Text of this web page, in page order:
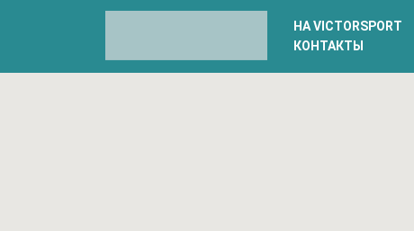
НА VICTORSPORT
КОНТАКТЫ